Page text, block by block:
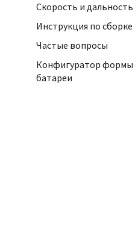
Скорость и дальность
Инструкция по сборке
Частые вопросы
Конфигуратор формы
батареи